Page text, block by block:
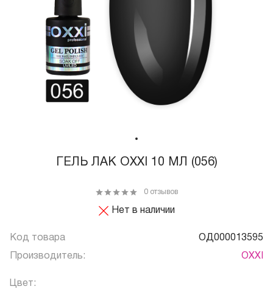
ГЕЛЬ ЛАК OXXI 10 МЛ (056)
Нет в наличии
0 отзывов
Код товара ОД000013595
Производитель: OXXI
Цвет: